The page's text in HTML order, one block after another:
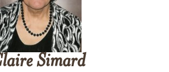
Simard